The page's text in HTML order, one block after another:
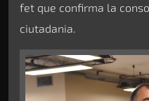
fet que confirma la
ciutadania.